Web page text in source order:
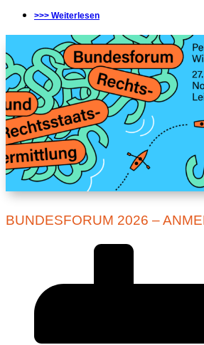
>>> Weiterlesen
BUNDESFORUM 2026 –